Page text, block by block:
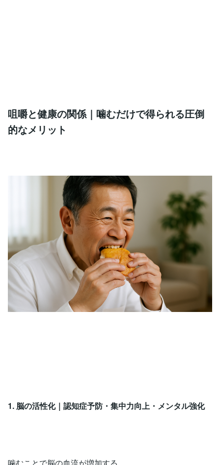
咀嚼と健康の関係｜噛むだけで得られる圧倒
的なメリット
1. 脳の活性化｜認知症予防・集中力向上・メンタル強化